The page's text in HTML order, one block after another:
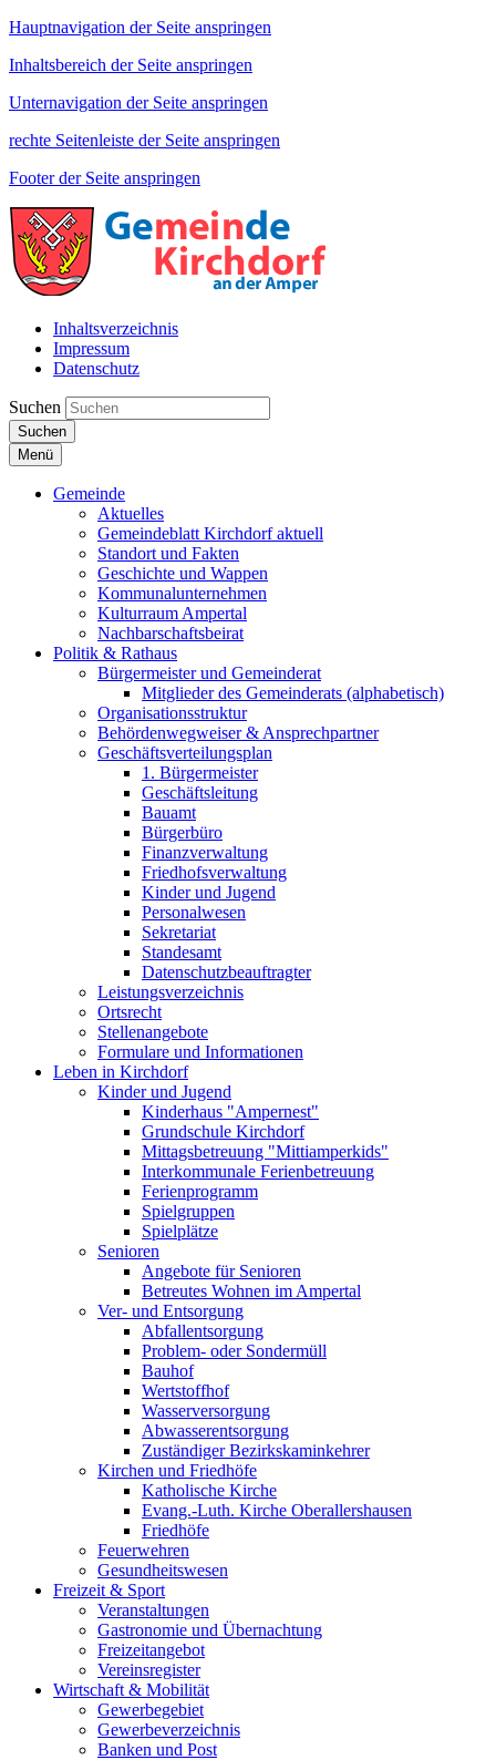
Hauptnavigation der Seite anspringen
Inhaltsbereich der Seite anspringen
Unternavigation der Seite anspringen
rechte Seitenleiste der Seite anspringen
Footer der Seite anspringen
Inhaltsverzeichnis
Impressum
Datenschutz
Suchen
Suchen
Menü
Gemeinde
Aktuelles
Gemeindeblatt Kirchdorf aktuell
Standort und Fakten
Geschichte und Wappen
Kommunalunternehmen
Kulturraum Ampertal
Nachbarschaftsbeirat
Politik & Rathaus
Bürgermeister und Gemeinderat
Mitglieder des Gemeinderats (alphabetisch)
Organisationsstruktur
Behördenwegweiser & Ansprechpartner
Geschäftsverteilungsplan
1. Bürgermeister
Geschäftsleitung
Bauamt
Bürgerbüro
Finanzverwaltung
Friedhofsverwaltung
Kinder und Jugend
Personalwesen
Sekretariat
Standesamt
Datenschutzbeauftragter
Leistungsverzeichnis
Ortsrecht
Stellenangebote
Formulare und Informationen
Leben in Kirchdorf
Kinder und Jugend
Kinderhaus "Ampernest"
Grundschule Kirchdorf
Mittagsbetreuung "Mittiamperkids"
Interkommunale Ferienbetreuung
Ferienprogramm
Spielgruppen
Spielplätze
Senioren
Angebote für Senioren
Betreutes Wohnen im Ampertal
Ver- und Entsorgung
Abfallentsorgung
Problem- oder Sondermüll
Bauhof
Wertstoffhof
Wasserversorgung
Abwasserentsorgung
Zuständiger Bezirkskaminkehrer
Kirchen und Friedhöfe
Katholische Kirche
Evang.-Luth. Kirche Oberallershausen
Friedhöfe
Feuerwehren
Gesundheitswesen
Freizeit & Sport
Veranstaltungen
Gastronomie und Übernachtung
Freizeitangebot
Vereinsregister
Wirtschaft & Mobilität
Gewerbegebiet
Gewerbeverzeichnis
Banken und Post